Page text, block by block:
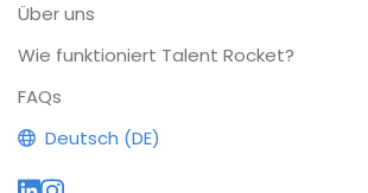
Über uns
Wie funktioniert Talent Rocket?
FAQs
Deutsch (DE)